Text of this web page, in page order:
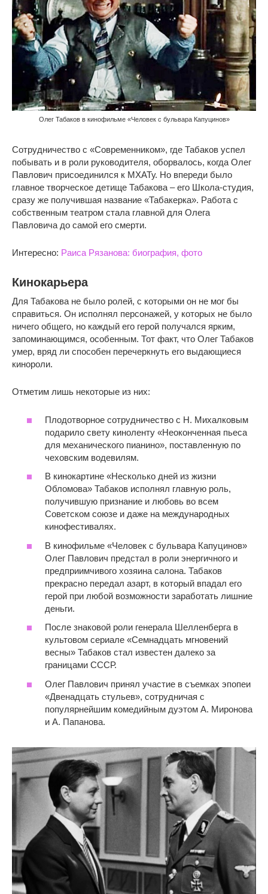
Олег Табаков в кинофильме «Человек с бульвара Капуцинов»
Сотрудничество с «Современником», где Табаков успел
побывать и в роли руководителя, оборвалось, когда Олег
Павлович присоединился к МХАТу. Но впереди было
главное творческое детище Табакова – его Школа-студия,
сразу же получившая название «Табакерка». Работа с
собственным театром стала главной для Олега
Павловича до самой его смерти.
Интересно: Раиса Рязанова: биография, фото
Кинокарьера
Для Табакова не было ролей, с которыми он не мог бы
справиться. Он исполнял персонажей, у которых не было
ничего общего, но каждый его герой получался ярким,
запоминающимся, особенным. Тот факт, что Олег Табаков
умер, вряд ли способен перечеркнуть его выдающиеся
кинороли.
Отметим лишь некоторые из них:
Плодотворное сотрудничество с Н. Михалковым
подарило свету киноленту «Неоконченная пьеса
для механического пианино», поставленную по
чеховским водевилям.
В кинокартине «Несколько дней из жизни
Обломова» Табаков исполнял главную роль,
получившую признание и любовь во всем
Советском союзе и даже на международных
кинофестивалях.
В кинофильме «Человек с бульвара Капуцинов»
Олег Павлович предстал в роли энергичного и
предприимчивого хозяина салона. Табаков
прекрасно передал азарт, в который впадал его
герой при любой возможности заработать лишние
деньги.
После знаковой роли генерала Шелленберга в
культовом сериале «Семнадцать мгновений
весны» Табаков стал известен далеко за
границами СССР.
Олег Павлович принял участие в съемках эпопеи
«Двенадцать стульев», сотрудничая с
популярнейшим комедийным дуэтом А. Миронова
и А. Папанова.